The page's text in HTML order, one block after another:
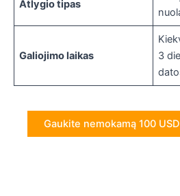
Atlygio tipas
Galiojimo laikas
3
Gaukite nemokamą 100